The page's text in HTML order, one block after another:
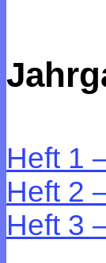
Heft 1
Heft 2
Heft 3